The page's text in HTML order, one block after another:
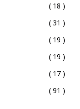
( 18 )
( 31 )
( 19 )
( 19 )
( 17 )
( 91 )